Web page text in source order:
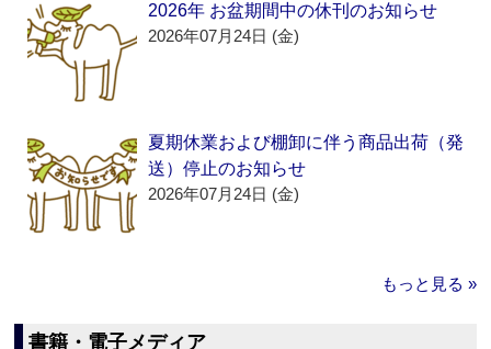
2026年 お盆期間中の休刊のお知らせ
2026年07月24日 (金)
夏期休業および棚卸に伴う商品出荷（発
送）停止のお知らせ
2026年07月24日 (金)
もっと見る »
書籍・電子メディア